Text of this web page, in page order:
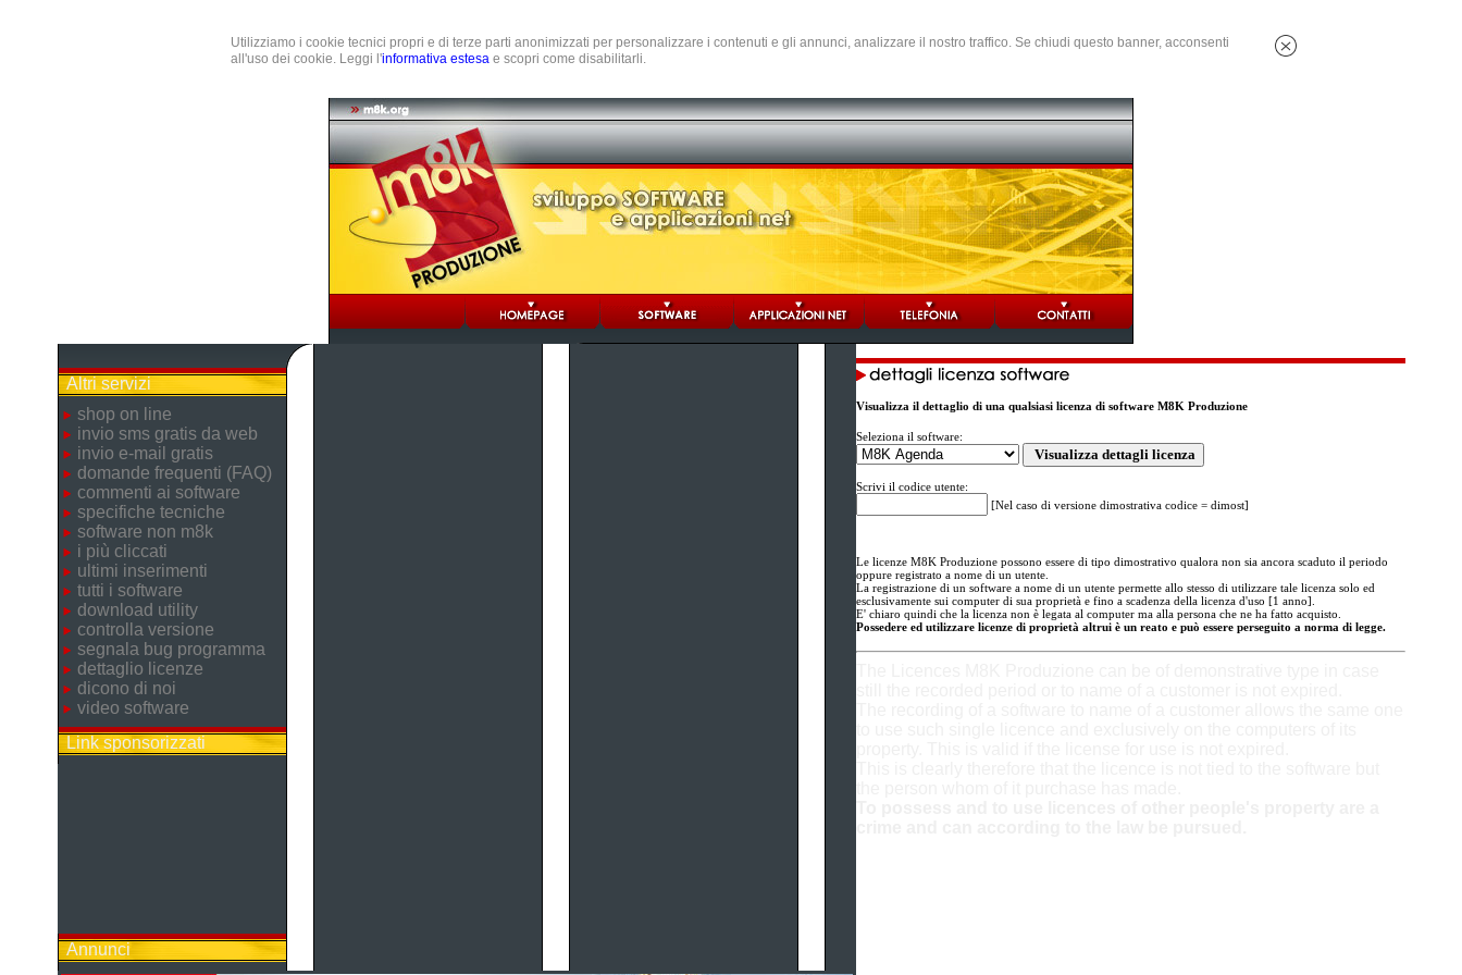
Utilizziamo i cookie tecnici propri e di terze parti anonimizzati per personalizzare i contenuti e gli annunci, analizzare il nostro traffico. Se chiudi questo banner, acconsenti
all'uso dei cookie. Leggi l'informativa estesa e scopri come disabilitarli.
Altri servizi
shop on line
invio sms gratis da web
invio e-mail gratis
domande frequenti (FAQ)
commenti ai software
specifiche tecniche
software non m8k
i più cliccati
ultimi inserimenti
tutti i software
download utility
controlla versione
segnala bug programma
dettaglio licenze
dicono di noi
video software
Link sponsorizzati
Annunci
Visualizza il dettaglio di una qualsiasi licenza di software M8K Produzione
Seleziona il software:
Scrivi il codice utente:
[Nel caso di versione dimostrativa codice = dimost]
Le licenze M8K Produzione possono essere di tipo dimostrativo qualora non sia ancora scaduto il periodo
oppure registrato a nome di un utente.
La registrazione di un software a nome di un utente permette allo stesso di utilizzare tale licenza solo ed
esclusivamente sui computer di sua proprietà e fino a scadenza della licenza d'uso [1 anno].
E' chiaro quindi che la licenza non è legata al computer ma alla persona che ne ha fatto acquisto.
Possedere ed utilizzare licenze di proprietà altrui è un reato e può essere perseguito a norma di legge.